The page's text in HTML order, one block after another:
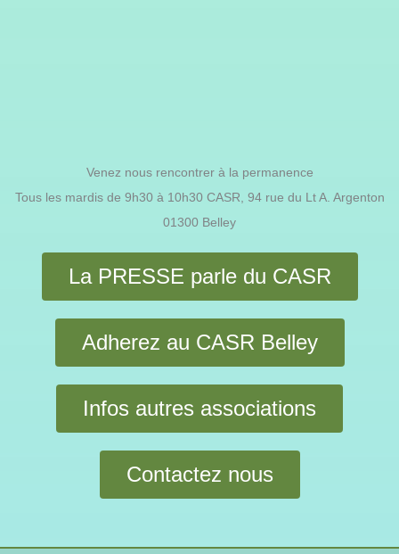
Venez nous rencontrer à la permanence
Tous les mardis de 9h30 à 10h30 CASR, 94 rue du Lt A. Argenton
01300 Belley
La PRESSE parle du CASR
Adherez au CASR Belley
Infos autres associations
Contactez nous